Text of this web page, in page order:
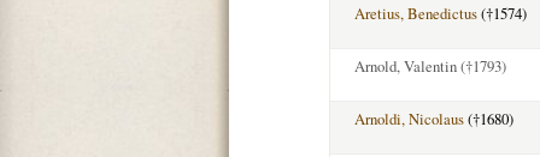
Aretius, Benedictus(†1574)
Arnold, Valentin(†1793)
Arnoldi, Nicolaus(†1680)